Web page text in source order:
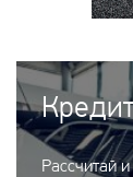
Рассчитай